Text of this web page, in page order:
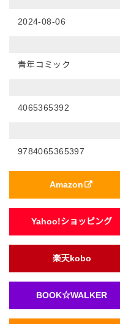
2024-08-06
青年コミック
4065365392
9784065365397
Amazon
Yahoo!ショッピング
楽天kobo
BOOK☆WALKER